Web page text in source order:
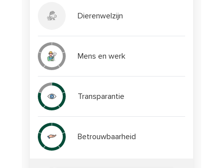
Dierenwelzijn
Mens en werk
Transparantie
Betrouwbaarheid